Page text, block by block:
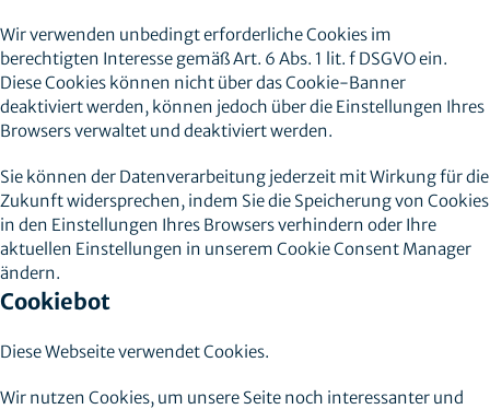
Wir verwenden unbedingt erforderliche Cookies im
berechtigten Interesse gemäß Art. 6 Abs. 1 lit. f DSGVO ein.
Diese Cookies können nicht über das Cookie-Banner
deaktiviert werden, können jedoch über die Einstellungen Ihres
Browsers verwaltet und deaktiviert werden.
Sie können der Datenverarbeitung jederzeit mit Wirkung für die
Zukunft widersprechen, indem Sie die Speicherung von Cookies
in den Einstellungen Ihres Browsers verhindern oder Ihre
aktuellen Einstellungen in unserem Cookie Consent Manager
ändern.
Cookiebot
Diese Webseite verwendet Cookies.
Wir nutzen Cookies, um unsere Seite noch interessanter und